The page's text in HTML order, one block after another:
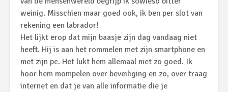
weinig. Misschien maar goed ook, ik ben per slot van
rekening een labrador!
Het lijkt erop dat mijn baasje zijn dag vandaag niet
heeft. Hij is aan het rommelen met zijn smartphone en
met zijn pc. Het lukt hem allemaal niet zo goed. Ik
hoor hem mompelen over beveiliging en zo, over traag
internet en dat je van alle informatie die je